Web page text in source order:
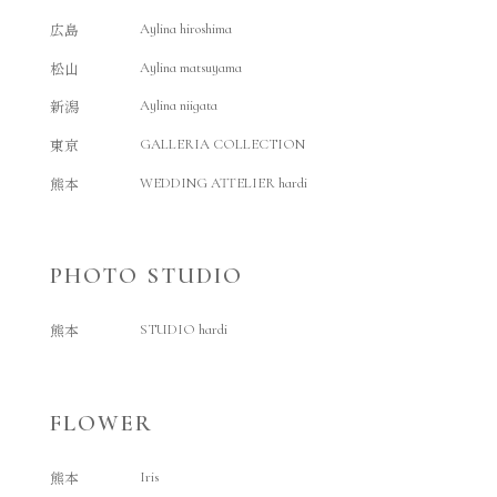
広島
Aylina hiroshima
松山 Aylina matsuyama
新潟 Aylina niigata
東京 GALLERIA COLLECTION
熊本 WEDDING ATTELIER hardi
PHOTO STUDIO
熊本 STUDIO hardi
FLOWER
熊本 Iris